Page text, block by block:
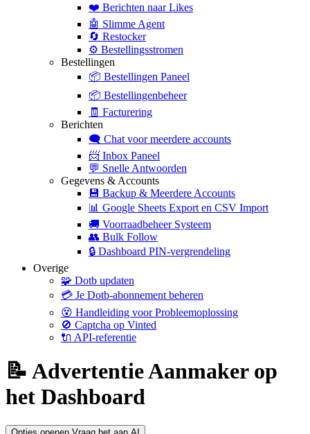
❤️ Berichten naar Likes
🤖 Slimme Agent
🔄 Restocker
⚙️ Bestellingsstromen
Bestellingen
📦 Bestellingen Paneel
📦 Bestellingenbeheer
🧾 Facturering
Berichten
🗨️ Chat voor meerdere accounts
📨 Inbox Paneel
💬 Snelle Antwoorden
Gegevens & Accounts
💾 Backup & Meerdere Accounts
📊 Google Sheets Export en CSV Import
🚚 Voorraadbeheer Systeem
👥 Bulk Follow
🔒 Dashboard PIN-vergrendeling
Overige
🧩 Dotb updaten
💳 Je Dotb-abonnement beheren
😵 Handleiding voor Probleemoplossing
🚫 Captcha op Vinted
🔌 API-referentie
📝 Advertentie Aanmaker op
het Dashboard